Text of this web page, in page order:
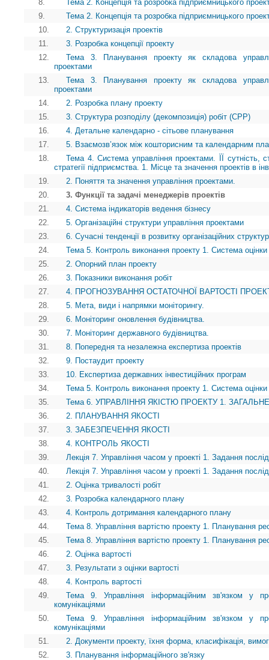
8.
Тема 2. Концепція та розробка підприємницького
9.
Тема 2. Концепція та розробка підприємницького
10.
2. Структуризація проектів
11.
3. Розробка концепції проекту
12.
Тема 3. Планування проекту як складова
проектами
13.
Тема 3. Планування проекту як складова
проектами
14.
2. Розробка плану проекту
15.
3. Структура розподілу (декомпозиція) робіт (СРР)
16.
4. Детальне календарно - сітьове планування
17.
5. Взаємозв’язок між кошторисним та календарним
18.
Тема 4. Система управління проектами. ЇЇ сутність,
стратегії підприємства. 1. Місце та значення проектів в
19.
2. Поняття та значення управління проектами.
20.
3. Функції та задачі менеджерів проектів
21.
4. Система індикаторів ведення бізнесу
22.
5. Організаційні структури управління проектами
23.
6. Сучасні тенденції в розвитку організаційних
24.
Тема 5. Контроль виконання проекту 1. Система оцінки
25.
2. Опорний план проекту
26.
3. Показники виконання робіт
27.
4. ПРОГНОЗУВАННЯ ОСТАТОЧНОЇ ВАРТОСТІ
28.
5. Мета, види і напрямки моніторингу.
29.
6. Моніторинг оновлення будівництва.
30.
7. Моніторинг державного будівництва.
31.
8. Попередня та незалежна експертиза проектів
32.
9. Постаудит проекту
33.
10. Експертиза державних інвестиційних програм
34.
Тема 5. Контроль виконання проекту 1. Система оцінки
35.
Тема 6. УПРАВЛІННЯ ЯКІСТЮ ПРОЕКТУ 1.
36.
2. ПЛАНУВАННЯ ЯКОСТІ
37.
3. ЗАБЕЗПЕЧЕННЯ ЯКОСТІ
38.
4. КОНТРОЛЬ ЯКОСТІ
39.
Лекція 7. Управління часом у проекті 1. Задання
40.
Лекція 7. Управління часом у проекті 1. Задання
41.
2. Оцінка тривалості робіт
42.
3. Розробка календарного плану
43.
4. Контроль дотримання календарного плану
44.
Тема 8. Управління вартістю проекту 1. Планування
45.
Тема 8. Управління вартістю проекту 1. Планування
46.
2. Оцінка вартості
47.
3. Результати з оцінки вартості
48.
4. Контроль вартості
49.
Тема 9. Управління інформаційним зв'язком у
комунікаціями
50.
Тема 9. Управління інформаційним зв'язком у
комунікаціями
51.
2. Документи проекту, їхня форма, класифікація,
52.
3. Планування інформаційного зв'язку